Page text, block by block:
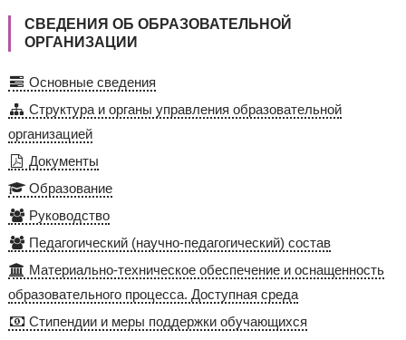
СВЕДЕНИЯ ОБ ОБРАЗОВАТЕЛЬНОЙ
ОРГАНИЗАЦИИ
Основные сведения
Структура и органы управления образовательной
организацией
Документы
Образование
Руководство
Педагогический (научно-педагогический) состав
Материально-техническое обеспечение и оснащенность
образовательного процесса. Доступная среда
Стипендии и меры поддержки обучающихся